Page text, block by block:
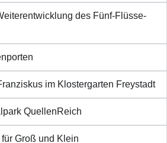
des Fünf-Flüsse-
im Klostergarten Freystadt
QuellenReich
Groß und Klein